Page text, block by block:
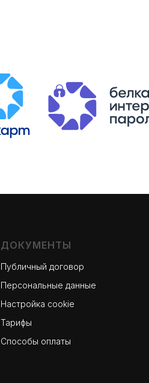
ДОКУМЕНТЫ
Публичный договор
Персональные данные
Настройка cookie
Тарифы
Способы оплаты